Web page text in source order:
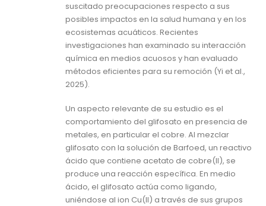
suscitado preocupaciones respecto a sus
posibles impactos en la salud humana y en los
ecosistemas acuáticos. Recientes
investigaciones han examinado su interacción
química en medios acuosos y han evaluado
métodos eficientes para su remoción (Yi et al.,
2025).
Un aspecto relevante de su estudio es el
comportamiento del glifosato en presencia de
metales, en particular el cobre. Al mezclar
glifosato con la solución de Barfoed, un reactivo
ácido que contiene acetato de cobre(II), se
produce una reacción específica. En medio
ácido, el glifosato actúa como ligando,
uniéndose al ion Cu(II) a través de sus grupos